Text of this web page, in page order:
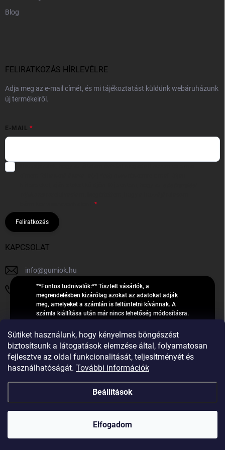
Sütiket használunk, hogy kényelmes böngészést
biztosítsunk a látogatások elemzése által, folyamatosan
fejlesztve az oldal funkcionalitását, teljesítményét és
használhatóságát. További információk
Beállítások
Elfogadom
**Fontos tudnivalók:** Tisztelt vásárlók, a
megrendelésben kizárólag azokat az adatokat adják
meg, amelyeket a számlán is feltüntetni kívánnak. A
számla kiállítása után már nincs lehetőség módosításra.
feldolgozása” státusz alatt van lehetőség! Csak új,
**2023-ban, 2024-ben vagy 2025-ben** gyártott
gumiabroncsokat árusítunk – a gumik **pontos DOT-
számáról nem adunk felvilágosítást**! Köszönjük. A
feldolgozás alatt álló nagyszámú megrendelésre
vagy feldolgozásáról való tájékoztatásra. Csak
válaszolunk a **[gumisuperke@gmail.com]
(mailto:gumisuperke@gmail.com)** címre küldött e-mail
Blog
FELIRATKOZÁS HÍRLEVÉLRE
Adja meg az e-mail címét, és mi tájékoztatást küldünk webáruházunk
új termékeiről.
E-MAIL
Feliratkozás
KAPCSOLAT
info@gumiok.hu
+36705429902
R
U
K
E
R
Árukereső.hu
gumiok
GumiOK.hu webáruház